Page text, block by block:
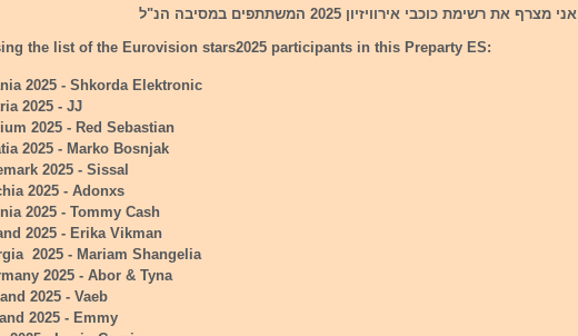
אני מצרף את רשימת כוכבי אירוויזיון 2025 המשתתפים במסיבה הנ"ל
the list of the Eurovision stars2025 participants in this Preparty ES:
2025 - Shkorda Elektronic
2025 - JJ
2025 - Red Sebastian
2025 - Marko Bosnjak
2025 - Sissal
2025 - Adonxs
2025 - Tommy Cash
2025 - Erika Vikman
2025 - Mariam Shangelia
2025 - Abor & Tyna
2025 - Vaeb
2025 - Emmy